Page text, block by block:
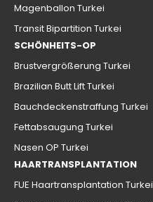
Magenballon Turkei
Transit Bipartition Turkei
SCHÖNHEITS-OP
Brustvergrößerung Turkei
Brazilian Butt Lift Turkei
Bauchdeckenstraffung Turkei
Fettabsaugung Turkei
Nasen OP Turkei
HAARTRANSPLANTATION
FUE Haartransplantation Turkei